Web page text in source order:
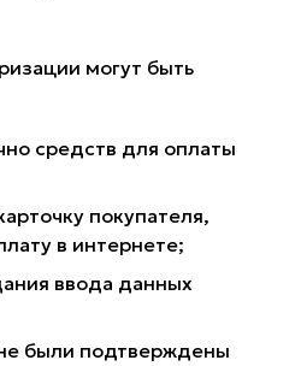
могут быть
средств для оплаты
покупателя,
в интернете;
ввода данных
были подтверждены